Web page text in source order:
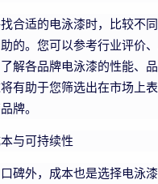
合适的电泳漆时，比较不
的。您可以参考行业评价
解各品牌电泳漆的性能、
有助于您筛选出在市场上
牌。
与可持续性
碑外，成本也是选择电泳